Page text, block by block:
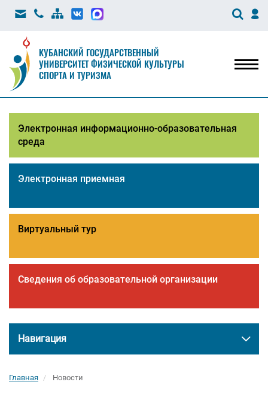
КУБАНСКИЙ ГОСУДАРСТВЕННЫЙ
УНИВЕРСИТЕТ ФИЗИЧЕСКОЙ КУЛЬТУРЫ
СПОРТА И ТУРИЗМА
Электронная информационно-образовательная
среда
Электронная приемная
Виртуальный тур
Сведения об образовательной организации
Навигация
Главная Новости